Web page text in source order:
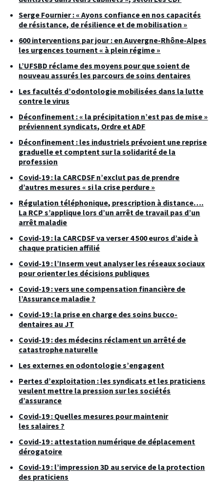
Serge Fournier : « Ayons confiance en nos capacités
de résistance, de résilience et de mobilisation »
600 interventions par jour : en Auvergne-Rhône-Alpes
les urgences tournent « à plein régime »
L’UFSBD réclame des moyens pour que soient de
nouveau assurés les parcours de soins dentaires
Les facultés d’odontologie mobilisées dans la lutte
contre le virus
Déconfinement : « la précipitation n’est pas de mise »
préviennent syndicats, Ordre et ADF
Déconfinement : les industriels prévoient une reprise
graduelle et comptent sur la solidarité de la
profession
Covid-19 : la CARCDSF n’exclut pas de prendre
d’autres mesures « si la crise perdure »
Régulation téléphonique, prescription à distance….
La RCP s’applique lors d’un arrêt de travail pas d’un
arrêt maladie
Covid-19 : la CARCDSF va verser 4 500 euros d’aide à
chaque praticien affilié
Covid-19 : l’Inserm veut analyser les réseaux sociaux
pour orienter les décisions publiques
Covid-19 : vers une compensation financière de
l’Assurance maladie ?
Covid-19 : la prise en charge des soins bucco-
dentaires au JT
Covid-19 : des médecins réclament un arrêté de
catastrophe naturelle
Les externes en odontologie s’engagent
Pertes d’exploitation : les syndicats et les praticiens
veulent mettre la pression sur les sociétés
d’assurance
Covid-19 : Quelles mesures pour maintenir
les salaires ?
Covid-19 : attestation numérique de déplacement
dérogatoire
Covid-19 : l’impression 3D au service de la protection
des praticiens